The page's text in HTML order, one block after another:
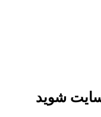
سایت شوید